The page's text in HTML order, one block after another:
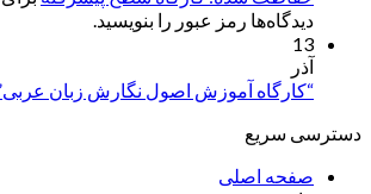
دیدگاه‌ها رمز عبور را بنویسید.
13
آذر
“کارگاه آموزش اصول نگارش زبان
دسترسی سریع
صفحه اصلی